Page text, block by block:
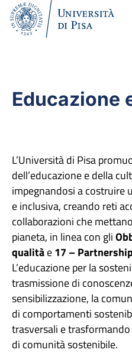
Educazione
L’Università di Pisa
dell’educazione e della
impegnandosi a costruire
e inclusiva, creando reti
collaborazioni che
pianeta, in linea con gli
qualitàe17 –
L’educazione per la
trasmissione di
sensibilizzazione, la
di comportamenti
trasversali e
di comunità sostenibile.